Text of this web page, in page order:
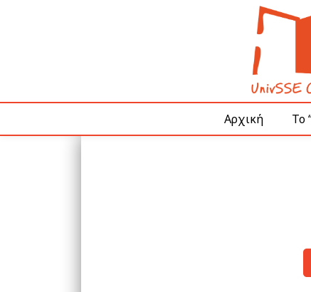
Αρχική Το